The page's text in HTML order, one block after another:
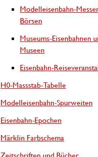
Modelleisenbahn-
Börsen
Museums-Eisenbahnen
Museen
Eisenbahn-
H0-Massstab-Tabelle
Modelleisenbahn-Spurweiten
Eisenbahn-Epochen
Märklin Farbschema
Zeitschriften und Bücher